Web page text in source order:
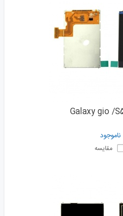
ناموجود
مقایسه